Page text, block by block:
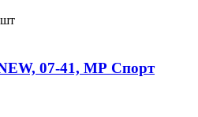
шт
07-41, МР Спорт